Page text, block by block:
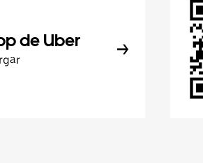
de Uber